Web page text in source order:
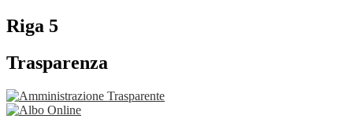
Riga 5
Trasparenza